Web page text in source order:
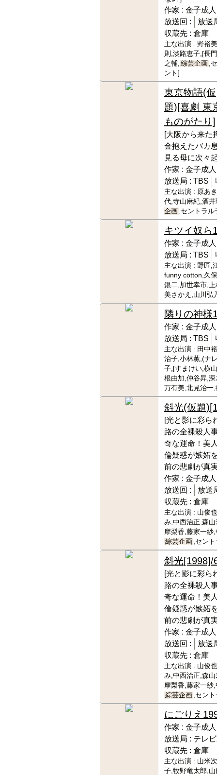
作家 : 金子成
放送回 :
放送
収蔵先 : 倉庫
主な出演 : 野裕
則,淡路恵子,[長
之輔, 綜芸企画 ,
ント]
東京物語(仮
題)[喜劇 東
ものがたり]
[大阪から来た
金抱えたバカ
見る母に次々
作家 : 金子成人
放送局 : TBS
主な出演 : 原あ
代,寺山麻紀,酒
企画 ,セントラ
キツイ奴ら
作家 : 金子成人
放送局 : TBS
主な出演 : 野匠,
funny cotton,久
銀二,加世幸市,
美さかえ,山川弘
隣りの神様
作家 : 金子成人
放送局 : TBS
主な出演 : 田中
治子,小林薫,(ナ
子,[すまけい,横
根由加,仲谷昇,
万有美,北見治一
斜光(仮題)
[光と影に彩ら
路の全裸殺人
奇な運命！美
倫疑惑が嫉妬
前の悲劇が真
作家 : 金子成
放送回 :
放送
収蔵先 : 倉庫
主な出演 : 山俊
み,中西治正,森
摩梨香,藤家一紗
綜芸企画 ,セン
斜光[1998]/
[光と影に彩ら
路の全裸殺人
奇な運命！美
倫疑惑が嫉妬
前の悲劇が真
作家 : 金子成
放送回 :
放送
収蔵先 : 倉庫
主な出演 : 山俊
み,中西治正,森
摩梨香,藤家一紗
綜芸企画 ,セン
にごりえ
作家 : 金子成人
放送局 : テレ
収蔵先 : 倉庫
主な出演 : 山米
子,牧野竜太郎,